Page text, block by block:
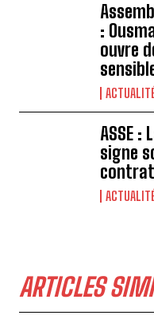
:
ouvre
ASSE :
signe
ARTICLES